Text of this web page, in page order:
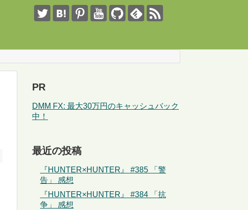
PR
DMM FX: 最大30万円のキャッシュバック
中！
最近の投稿
『HUNTER×HUNTER』 #385 「警
告」 感想
『HUNTER×HUNTER』 #384 「抗
争」 感想